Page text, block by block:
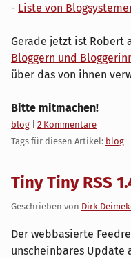
- Liste von
Gerade jetzt ist Robert
Bloggern und
über das von ihnen
Bitte mitmachen!
Kategorien:
blog
2 Kommentare
Tags für diesen Artikel: blog
Tiny Tiny RSS
Geschrieben von Dirk
Der webbasierte
unscheinbares Update